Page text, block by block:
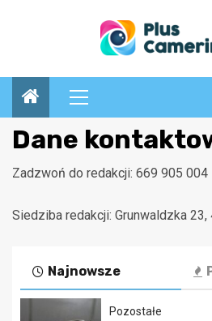
Menu
główne
Dane
Zadzwoń do redakcji: 669 905 004
Siedziba redakcji: Grunwaldzka
Najnowsze
Pozostałe